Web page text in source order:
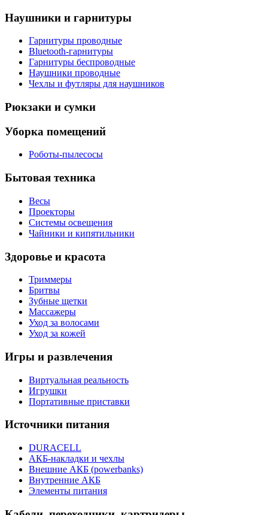
Наушники и гарнитуры
Гарнитуры проводные
Bluetooth-гарнитуры
Гарнитуры беспроводные
Наушники проводные
Чехлы и футляры для наушников
Рюкзаки и сумки
Уборка помещений
Роботы-пылесосы
Бытовая техника
Весы
Проекторы
Системы освещения
Чайники и кипятильники
Здоровье и красота
Триммеры
Бритвы
Зубные щетки
Массажеры
Уход за волосами
Уход за кожей
Игры и развлечения
Виртуальная реальность
Игрушки
Портативные приставки
Источники питания
DURACELL
АКБ-накладки и чехлы
Внешние АКБ (powerbanks)
Внутренние АКБ
Элементы питания